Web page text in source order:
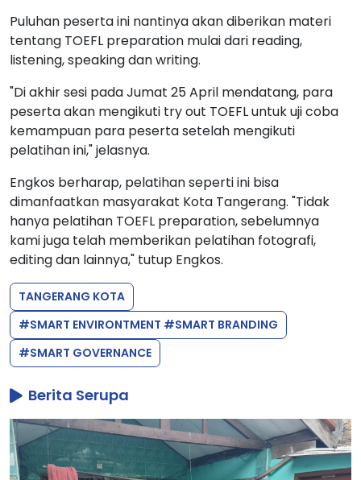
Puluhan peserta ini nantinya akan diberikan materi
tentang TOEFL preparation mulai dari reading,
listening, speaking dan writing.
"Di akhir sesi pada Jumat 25 April mendatang, para
peserta akan mengikuti try out TOEFL untuk uji coba
kemampuan para peserta setelah mengikuti
pelatihan ini," jelasnya.
Engkos berharap, pelatihan seperti ini bisa
dimanfaatkan masyarakat Kota Tangerang. "Tidak
hanya pelatihan TOEFL preparation, sebelumnya
kami juga telah memberikan pelatihan fotografi,
editing dan lainnya," tutup Engkos.
TANGERANG KOTA
#SMART ENVIRONTMENT #SMART BRANDING
#SMART GOVERNANCE
Berita Serupa